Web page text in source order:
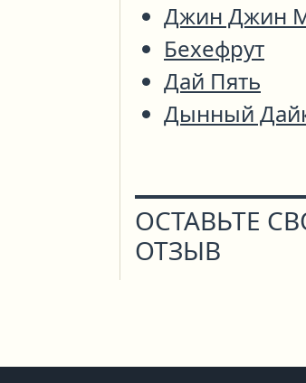
Джин Джин
Бехефрут
Дай Пять
Дынный
ОСТАВЬТЕ
ОТЗЫВ